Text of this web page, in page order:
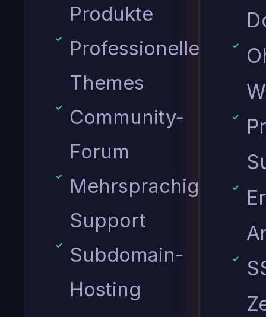
Produkte
Professionelle
Themes
Community-
Forum
Mehrsprachiger
Support
Subdomain-
Hosting